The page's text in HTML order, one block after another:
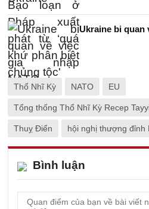
Ukraine bi quan
Thổ Nhĩ Kỳ NATO EU
Tổng thống Thổ Nhĩ Kỳ Recep
Thuỵ Điển hội nghị thượng đỉnh
Bình luận